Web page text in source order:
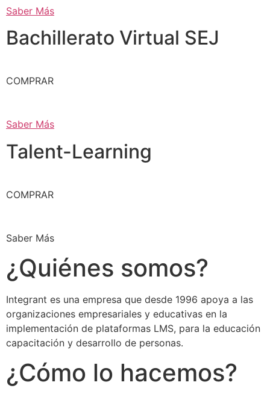
Saber Más
Bachillerato Virtual SEJ
COMPRAR
Saber Más
Talent-Learning
COMPRAR
Saber Más
¿Quiénes somos?
Integrant es una empresa que desde 1996 apoya a las
organizaciones empresariales y educativas en la
implementación de plataformas LMS, para la educación
capacitación y desarrollo de personas.
¿Cómo lo hacemos?